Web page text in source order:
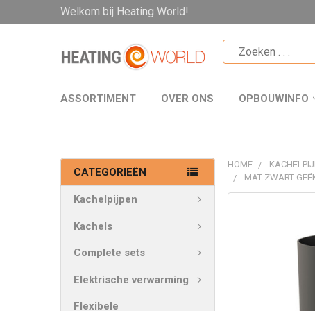
Welkom bij Heating World!
ASSORTIMENT OVER ONS OPBOUWINFO
CATEGORIEËN
Kachelpijpen
Kachels
Complete sets
Elektrische verwarming
Flexibele
HOME
MAT ZWART